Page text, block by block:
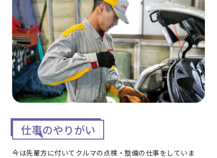
仕事のやりがい
今は先輩方に付いてクルマの点検・整備の仕事をしていま